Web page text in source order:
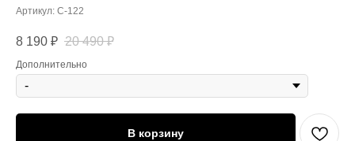
Артикул: С-122
8 190 ₽ 20 490 ₽
Дополнительно
В корзину